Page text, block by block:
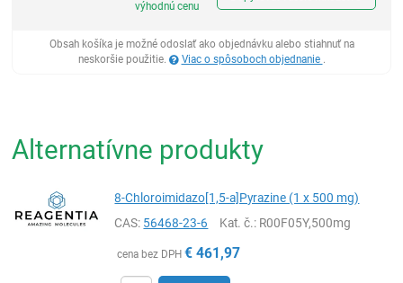
výhodnú cenu
Obsah košíka je možné odoslať ako objednávku alebo stiahnuť na
neskoršie použitie.
Viac o spôsoboch objednanie .
Alternatívne produkty
8-Chloroimidazo[1,5-a]Pyrazine (1 x 500 mg)
CAS: 56468-23-6 Kat. č.: R00F05Y,500mg
cena bez DPH € 461,97